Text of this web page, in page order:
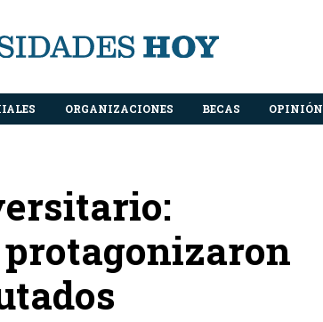
ORGANIZACIONES BECAS OPINIÓN